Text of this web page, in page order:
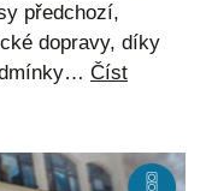
předchozí,
dopravy, díky
Číst